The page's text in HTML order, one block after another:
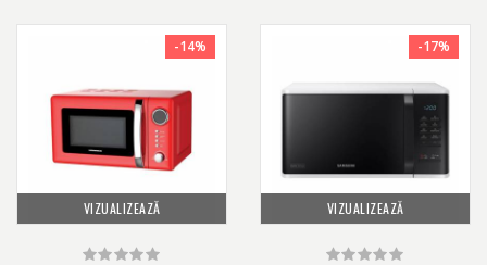
VIZUALIZEAZĂ
-14%
VIZUALIZEAZĂ
-17%